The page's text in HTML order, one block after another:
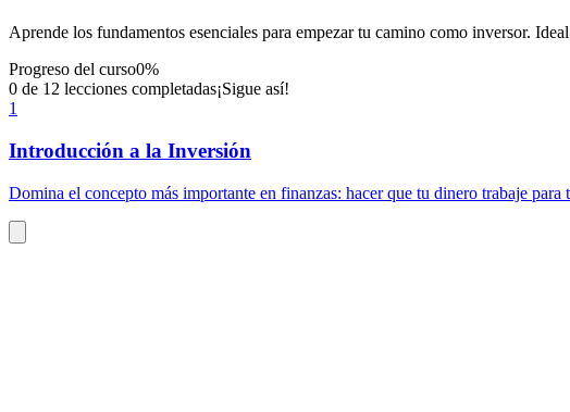
Aprende los fundamentos esenciales para empezar tu camino como inversor.
Progreso del curso0%
0 de 12 lecciones completadas¡Sigue así!
1
Introducción a la Inversión
Domina el concepto más importante en finanzas: hacer que tu dinero trabaje